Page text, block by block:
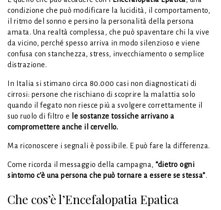
condizione che può modificare la lucidità, il comportamento,
il ritmo del sonno e persino la personalità della persona
amata. Una realtà complessa, che può spaventare chi la vive
da vicino, perché spesso arriva in modo silenzioso e viene
confusa con stanchezza, stress, invecchiamento o semplice
distrazione.
In Italia si stimano circa 80.000 casi non diagnosticati di
cirrosi: persone che rischiano di scoprire la malattia solo
quando il fegato non riesce più a svolgere correttamente il
suo ruolo di filtro e le sostanze tossiche arrivano a
compromettere anche il cervello.
Ma riconoscere i segnali è possibile. E può fare la differenza.
Come ricorda il messaggio della campagna, “dietro ogni
sintomo c’è una persona che può tornare a essere se stessa”.
Che cos’è l’Encefalopatia Epatica